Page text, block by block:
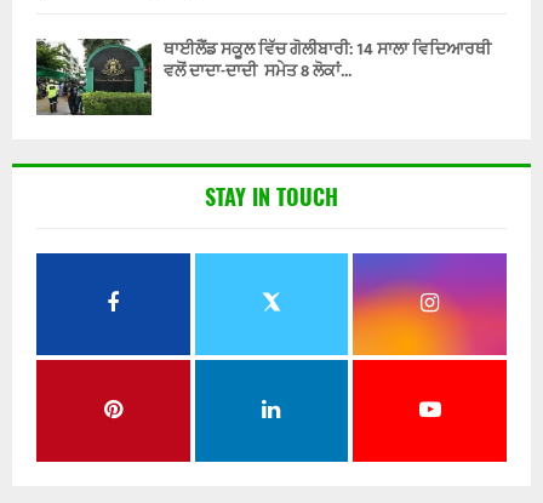
ਥਾਈਲੈਂਡ ਸਕੂਲ ਵਿੱਚ ਗੋਲੀਬਾਰੀ: 14 ਸਾਲਾ ਵਿਦਿਆਰਥੀ
ਵਲੋਂ ਦਾਦਾ-ਦਾਦੀ ਸਮੇਤ 8 ਲੋਕਾਂ...
STAY IN TOUCH